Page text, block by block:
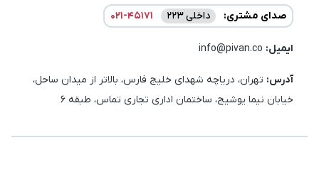
صدای مشتری: داخلی 223 021-45171
ایمیل:‌
آدرس: تهران، دریاچه شهدای خلیج فارس، بالاتر از میدان ساحل،
خیابان نیما یوشیج، ساختمان اداری تجاری تماس، طبقه 6